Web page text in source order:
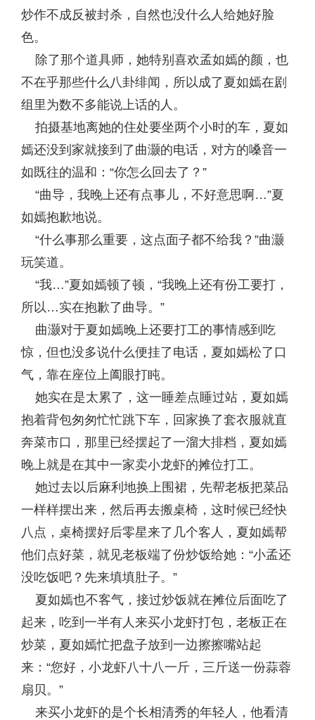
炒作不成反被封杀，自然也没什么人给她好脸
色。
除了那个道具师，她特别喜欢孟如嫣的颜，也
不在乎那些什么八卦绯闻，所以成了夏如嫣在剧
组里为数不多能说上话的人。
拍摄基地离她的住处要坐两个小时的车，夏如
嫣还没到家就接到了曲灏的电话，对方的嗓音一
如既往的温和：“你怎么回去了？”
“曲导，我晚上还有点事儿，不好意思啊…”夏
如嫣抱歉地说。
“什么事那么重要，这点面子都不给我？”曲灏
玩笑道。
“我…”夏如嫣顿了顿，“我晚上还有份工要打，
所以…实在抱歉了曲导。”
曲灏对于夏如嫣晚上还要打工的事情感到吃
惊，但也没多说什么便挂了电话，夏如嫣松了口
气，靠在座位上阖眼打盹。
她实在是太累了，这一睡差点睡过站，夏如嫣
抱着背包匆匆忙忙跳下车，回家换了套衣服就直
奔菜市口，那里已经摆起了一溜大排档，夏如嫣
晚上就是在其中一家卖小龙虾的摊位打工。
她过去以后麻利地换上围裙，先帮老板把菜品
一样样摆出来，然后再去搬桌椅，这时候已经快
八点，桌椅摆好后零星来了几个客人，夏如嫣帮
他们点好菜，就见老板端了份炒饭给她：“小孟还
没吃饭吧？先来填填肚子。”
夏如嫣也不客气，接过炒饭就在摊位后面吃了
起来，吃到一半有人来买小龙虾打包，老板正在
炒菜，夏如嫣忙把盘子放到一边擦擦嘴站起
来：“您好，小龙虾八十八一斤，三斤送一份蒜蓉
扇贝。”
来买小龙虾的是个长相清秀的年轻人，他看清